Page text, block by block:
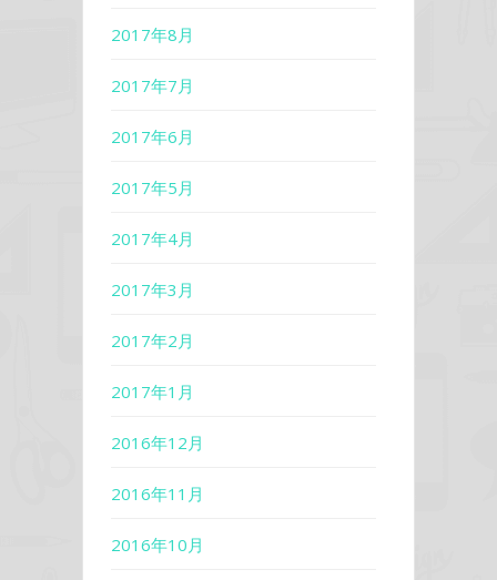
2017年8月
2017年7月
2017年6月
2017年5月
2017年4月
2017年3月
2017年2月
2017年1月
2016年12月
2016年11月
2016年10月